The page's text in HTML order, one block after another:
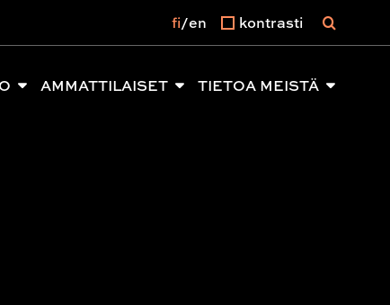
AMMATTILAISET TIETOA MEISTÄ
fi en kontrasti